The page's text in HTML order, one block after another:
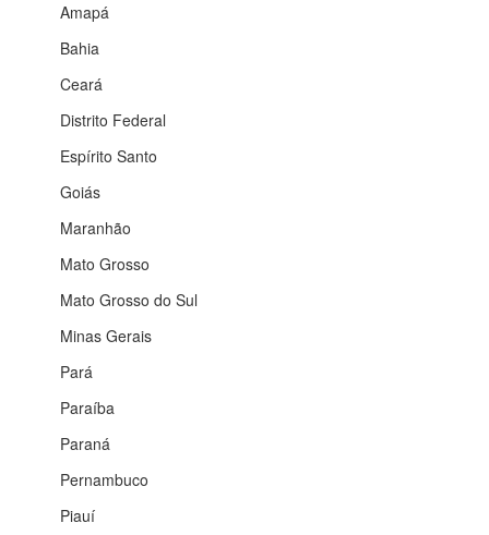
Amapá
Bahia
Ceará
Distrito Federal
Espírito Santo
Goiás
Maranhão
Mato Grosso
Mato Grosso do Sul
Minas Gerais
Pará
Paraíba
Paraná
Pernambuco
Piauí